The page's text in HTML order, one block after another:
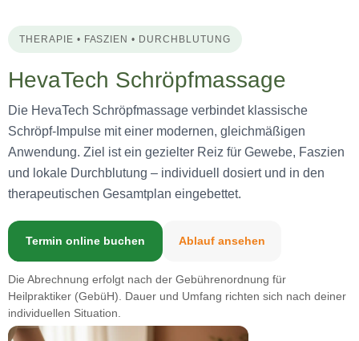
THERAPIE • FASZIEN • DURCHBLUTUNG
HevaTech Schröpfmassage
Die HevaTech Schröpfmassage verbindet klassische
Schröpf-Impulse mit einer modernen, gleichmäßigen
Anwendung. Ziel ist ein gezielter Reiz für Gewebe, Faszien
und lokale Durchblutung – individuell dosiert und in den
therapeutischen Gesamtplan eingebettet.
Termin online buchen Ablauf ansehen
Die Abrechnung erfolgt nach der Gebührenordnung für
Heilpraktiker (GebüH). Dauer und Umfang richten sich nach deiner
individuellen Situation.